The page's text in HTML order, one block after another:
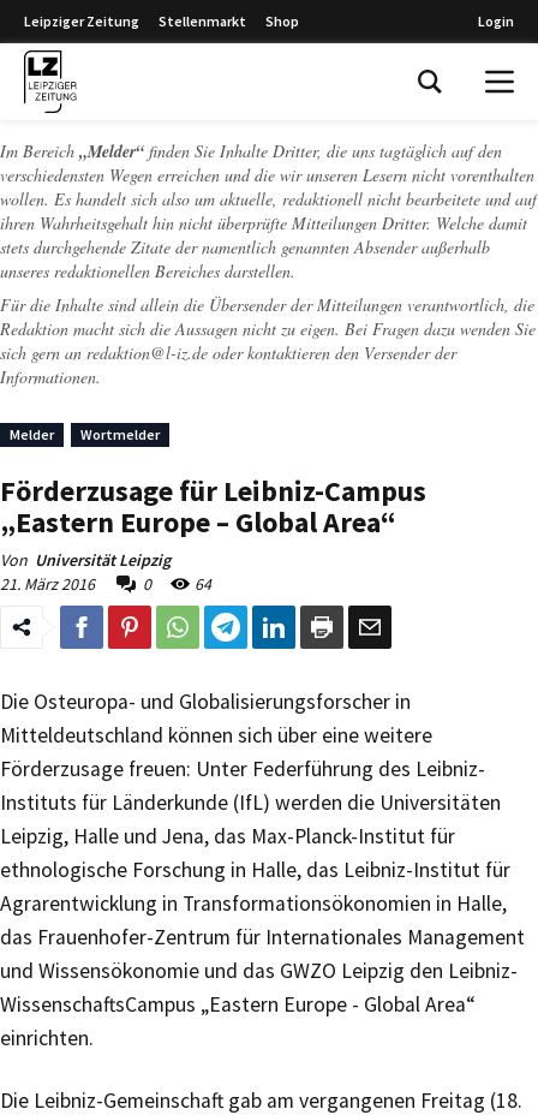
Leipziger Zeitung Stellenmarkt Shop Login
Im Bereich „Melder“ finden Sie Inhalte Dritter, die uns tagtäglich auf den
verschiedensten Wegen erreichen und die wir unseren Lesern nicht vorenthalten
wollen. Es handelt sich also um aktuelle, redaktionell nicht bearbeitete und auf
ihren Wahrheitsgehalt hin nicht überprüfte Mitteilungen Dritter. Welche damit
stets durchgehende Zitate der namentlich genannten Absender außerhalb
unseres redaktionellen Bereiches darstellen.
Für die Inhalte sind allein die Übersender der Mitteilungen verantwortlich, die
Redaktion macht sich die Aussagen nicht zu eigen. Bei Fragen dazu wenden Sie
sich gern an redaktion@l-iz.de oder kontaktieren den Versender der
Informationen.
Melder Wortmelder
Förderzusage für Leibniz-Campus
„Eastern Europe – Global Area“
Von Universität Leipzig
21. März 2016
0 64
Die Osteuropa- und Globalisierungsforscher in
Mitteldeutschland können sich über eine weitere
Förderzusage freuen: Unter Federführung des Leibniz-
Instituts für Länderkunde (IfL) werden die Universitäten
Leipzig, Halle und Jena, das Max-Planck-Institut für
ethnologische Forschung in Halle, das Leibniz-Institut für
Agrarentwicklung in Transformationsökonomien in Halle,
das Frauenhofer-Zentrum für Internationales Management
und Wissensökonomie und das GWZO Leipzig den Leibniz-
WissenschaftsCampus „Eastern Europe - Global Area“
einrichten.
Die Leibniz-Gemeinschaft gab am vergangenen Freitag (18.